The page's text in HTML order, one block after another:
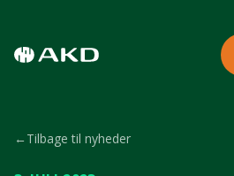
←Tilbage til nyheder